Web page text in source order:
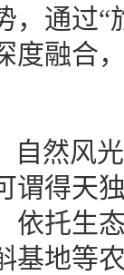
通过“
度融合
自然风
谓得天
依托生
基地等